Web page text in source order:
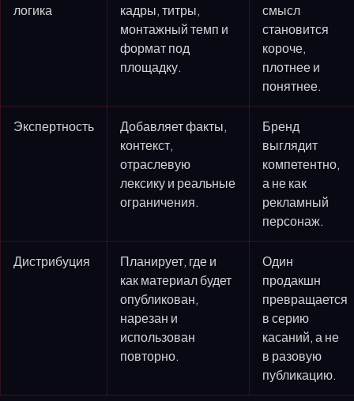
логика
кадры, титры,
монтажный темп и
формат под
площадку.
смысл
становится
короче,
плотнее и
понятнее.
Экспертность
Добавляет факты,
контекст,
отраслевую
лексику и реальные
ограничения.
Бренд
выглядит
компетентно,
а не как
рекламный
персонаж.
Дистрибуция
Планирует, где и
как материал будет
опубликован,
нарезан и
использован
повторно.
Один
продакшн
превращается
в серию
касаний, а не
в разовую
публикацию.